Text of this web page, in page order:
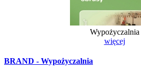
Wypożyczalnia
więcej
BRAND - Wypożyczalnia